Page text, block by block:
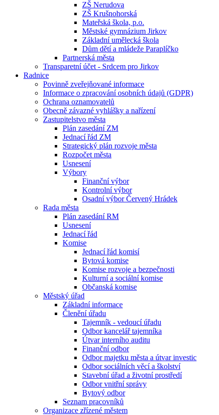
ZŠ Nerudova
ZŠ Krušnohorská
Mateřská škola, p.o.
Městské gymnázium Jirkov
Základní umělecká škola
Dům dětí a mládeže Paraplíčko
Partnerská města
Transparetní účet - Srdcem pro Jirkov
Radnice
Povinně zveřejňované informace
Informace o zpracování osobních údajů (GDPR)
Ochrana oznamovatelů
Obecně závazné vyhlášky a nařízení
Zastupitelstvo města
Plán zasedání ZM
Jednací řád ZM
Strategický plán rozvoje města
Rozpočet města
Usnesení
Výbory
Finanční výbor
Kontrolní výbor
Osadní výbor Červený Hrádek
Rada města
Plán zasedání RM
Usnesení
Jednací řád
Komise
Jednací řád komisí
Bytová komise
Komise rozvoje a bezpečnosti
Kulturní a sociální komise
Občanská komise
Městský úřad
Základní informace
Členění úřadu
Tajemník - vedoucí úřadu
Odbor kancelář tajemníka
Útvar interního auditu
Finanční odbor
Odbor majetku města a útvar investic
Odbor sociálních věcí a školství
Stavební úřad a životní prostředí
Odbor vnitřní správy
Bytový odbor
Seznam pracovníků
Organizace zřízené městem